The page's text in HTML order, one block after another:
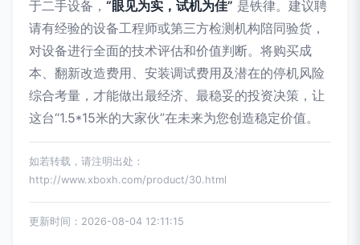
于二手设备， “眼见为实，试机为佳” 是铁律。建议聘
请有经验的设备工程师或第三方检测机构陪同验货，
对设备进行全面的技术评估和价值判断。将购买成
本、翻新改造费用、安装调试费用及潜在的停机风险
综合考量，才能做出最经济、最稳妥的投资决策，让
这台“1.5*15米的大家伙”在未来为您创造稳定价值。
如若转载，请注明出处：
http://www.xboxh.com/product/30.html
更新时间：2026-08-04 12:11:15